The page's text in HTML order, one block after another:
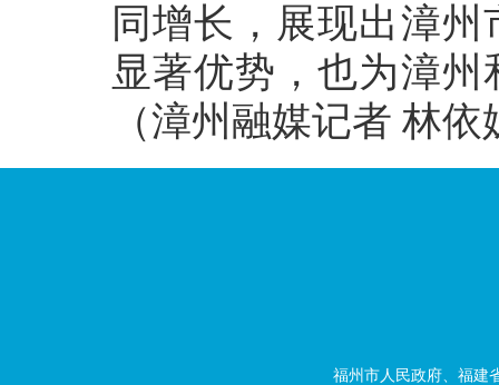
同增长，展现出漳
显著优势，也为漳
（漳州融媒记者 林
福州市人民政府、福建